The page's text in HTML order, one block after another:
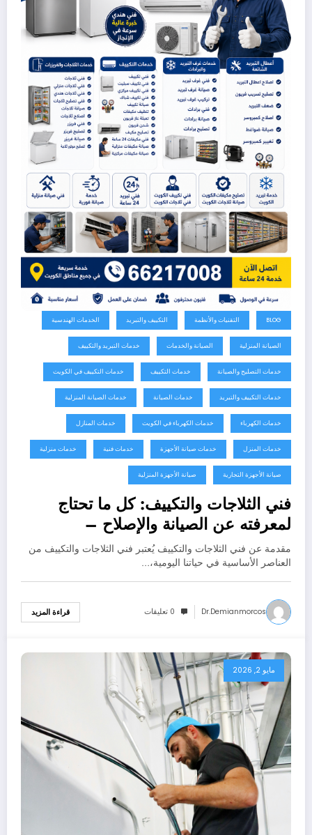
BLOG التقنيات والأنظمة التكييف والتبريد الخدمات الهندسية
الصيانة المنزلية الصيانة والخدمات خدمات التبريد والتكييف
خدمات التصليح والصيانة خدمات التكييف خدمات التكييف في الكويت
خدمات التكييف والتبريد خدمات الصيانة خدمات الصيانة المنزلية
خدمات الكهرباء خدمات الكهرباء في الكويت خدمات المنازل
خدمات المنزل خدمات صيانة الأجهزة خدمات فنية خدمات منزلية
صيانة الأجهزة التجارية صيانة الأجهزة المنزلية
فني الثلاجات والتكييف: كل ما تحتاج
لمعرفته عن الصيانة والإصلاح –
66217008
مقدمة عن فني الثلاجات والتكييف يُعتبر فني الثلاجات والتكييف من
العناصر الأساسية في حياتنا اليومية،…
Dr.demianmorcos 0 تعليقات قراءة المزيد
مايو 2, 2026